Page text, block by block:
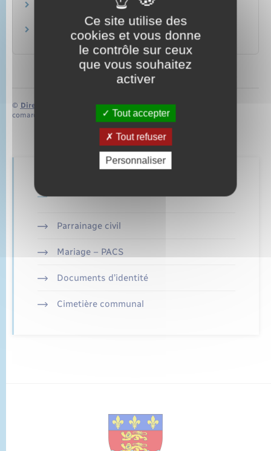
Remboursement des frais de transport
Caisse nationale d'assurance maladie (Cnam)
Annuaire santé – Site Ameli
Caisse nationale d'assurance maladie (Cnam)
© Direction de l’information légale et administrative
comarquage developpé parbaseo.io
Parrainage civil
Mariage – PACS
Documents d’identité
Cimetière communal
Ce site utilise des
cookies et vous donne
le contrôle sur ceux
que vous souhaitez
activer
Tout accepter
Tout refuser
Personnaliser